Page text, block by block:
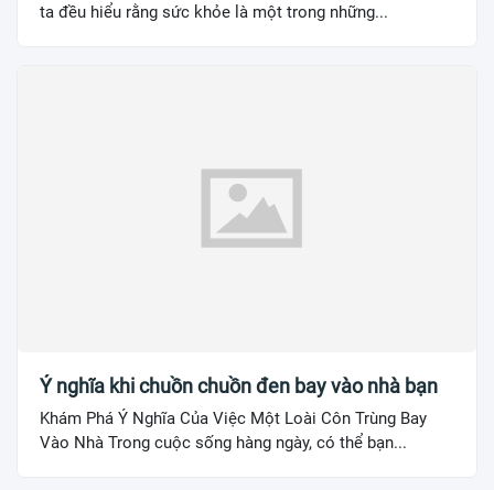
ta đều hiểu rằng sức khỏe là một trong những...
Ý nghĩa khi chuồn chuồn đen bay vào nhà bạn
Khám Phá Ý Nghĩa Của Việc Một Loài Côn Trùng Bay
Vào Nhà Trong cuộc sống hàng ngày, có thể bạn...